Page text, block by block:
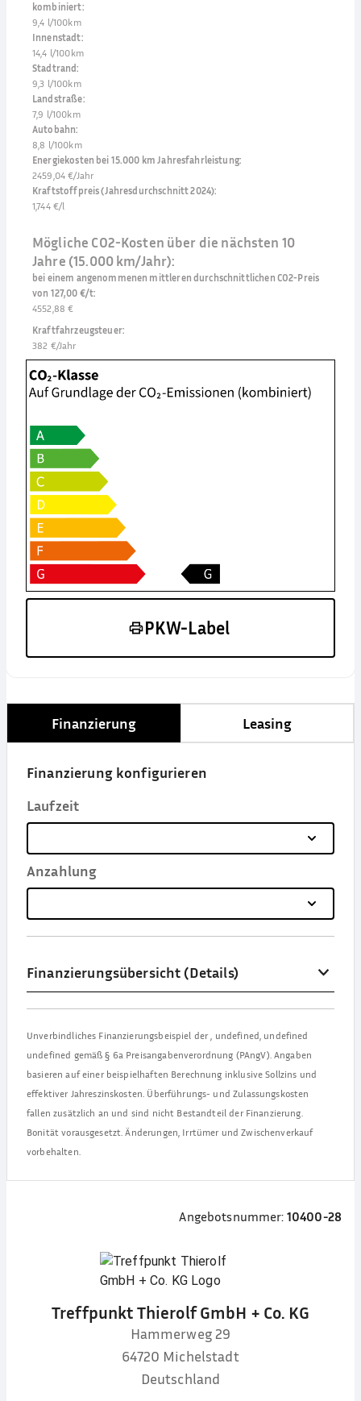
kombiniert:
9,4 l/100km
Innenstadt:
14,4 l/100km
Stadtrand:
9,3 l/100km
Landstraße:
7,9 l/100km
Autobahn:
8,8 l/100km
Energiekosten bei 15.000 km Jahresfahrleistung:
2459,04 €/Jahr
Kraftstoffpreis (Jahresdurchschnitt 2024):
1,744 €/l
Mögliche CO2-Kosten über die nächsten 10
Jahre (15.000 km/Jahr):
bei einem angenommenen mittleren durchschnittlichen CO2-Preis
von 127,00 €/t:
4552,88 €
Kraftfahrzeugsteuer:
382 €/Jahr
PKW-Label
Finanzierung Leasing
Finanzierung konfigurieren
Laufzeit
Anzahlung
Finanzierungsübersicht (Details)
Unverbindliches Finanzierungsbeispiel der, undefined, undefined
undefined gemäß § 6a Preisangabenverordnung (PAngV). Angaben
basieren auf einer beispielhaften Berechnung inklusive Sollzins und
effektiver Jahreszinskosten. Überführungs- und Zulassungskosten
fallen zusätzlich an und sind nicht Bestandteil der Finanzierung.
Bonität vorausgesetzt. Änderungen, Irrtümer und Zwischenverkauf
vorbehalten.
Angebotsnummer: 10400-28
Treffpunkt Thierolf GmbH + Co. KG
Hammerweg 29
64720 Michelstadt
Deutschland